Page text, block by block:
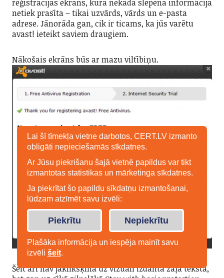
reģistrācijas ekrāns, kurā nekāda slepena informācija
netiek prasīta – tikai uzvārds, vārds un e-pasta
adrese. Jānorāda gan, cik ir ticams, ka jūs varētu
avast! ieteikt saviem draugiem.
Nākošais ekrāns būs ar mazu viltībiņu.
Šeit arī nav jāklikšķina uz vizuāli izdalītā zaļā teksta,
Lai šī tīmekļa vietne darbotos, CERT.LV izmanto
obligāti nepieciešamās sīkdatnes.
Ar Jūsu piekrišanu šajā vietnē papildus var tikt
izmantotas statistikas un mārketinga sīkdatnes.
Ja piekrītat šo papildu sīkdatņu izmantošanai,
lūdzam atzīmēt savu izvēli:
Piekrītu Nepiekrītu
Plašāka informācija un iespēja mainīt savu
izvēli šeit.